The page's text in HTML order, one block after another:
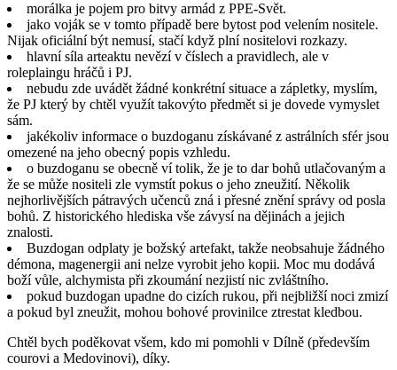
morálka je pojem pro bitvy armád z PPE-Svět.
jako voják se v tomto případě bere bytost pod velením nositele.
Nijak oficiální být nemusí, stačí když plní nositelovi rozkazy.
hlavní síla arteaktu nevězí v číslech a pravidlech, ale v
roleplaingu hráčů i PJ.
nebudu zde uvádět žádné konkrétní situace a zápletky, myslím,
že PJ který by chtěl využít takovýto předmět si je dovede vymyslet
sám.
jakékoliv informace o buzdoganu získávané z astrálních sfér jsou
omezené na jeho obecný popis vzhledu.
o buzdoganu se obecně ví tolik, že je to dar bohů utlačovaným a
že se může nositeli zle vymstít pokus o jeho zneužití. Několik
nejhorlivějších pátravých učenců zná i přesné znění správy od posla
bohů. Z historického hlediska vše závysí na dějinách a jejich
znalosti.
Buzdogan odplaty je božský artefakt, takže neobsahuje žádného
démona, magenergii ani nelze vyrobit jeho kopii. Moc mu dodává
boží vůle, alchymista při zkoumání nezjistí nic zvláštního.
pokud buzdogan upadne do cizích rukou, při nejbližší noci zmizí
a pokud byl zneužit, mohou bohové provinilce ztrestat kledbou.
Chtěl bych poděkovat všem, kdo mi pomohli v Dílně (především
courovi a Medovinovi), díky.